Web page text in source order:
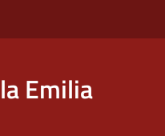
Emilia